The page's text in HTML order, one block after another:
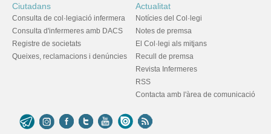
Ciutadans
Consulta de col·legiació infermera
Consulta d'infermeres amb DACS
Registre de societats
Queixes, reclamacions i denúncies
Actualitat
Notícies del Col·legi
Notes de premsa
El Col·legi als mitjans
Recull de premsa
Revista Infermeres
RSS
Contacta amb l'àrea de comunicació